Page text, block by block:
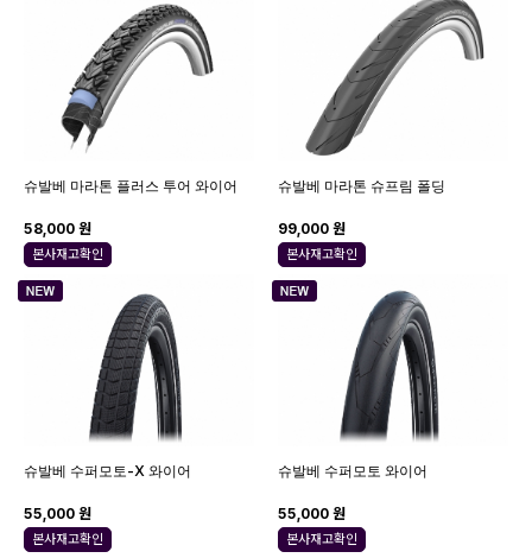
슈발베 마라톤 플러스 투어 와이어
58,000 원
본사재고확인
슈발베 마라톤 슈프림 폴딩
99,000 원
본사재고확인
슈발베 수퍼모토-X 와이어
55,000 원
본사재고확인
슈발베 수퍼모토 와이어
55,000 원
본사재고확인